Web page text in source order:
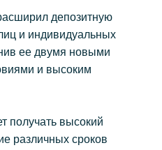
депозитную
и индивидуальных
ее двумя новыми
и высоким
получать высокий
различных сроков